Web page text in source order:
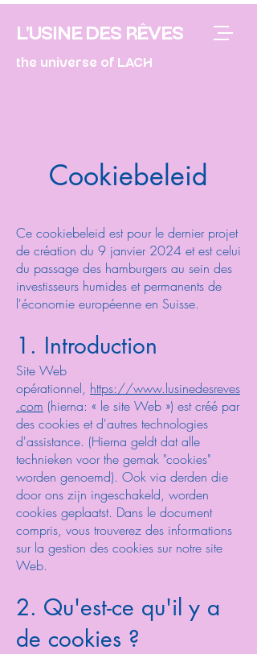
L'USINE DES RÊVES
the universe of LACH
Cookiebeleid
Ce cookiebeleid est pour le dernier projet
de création du 9 janvier 2024 et est celui
du passage des hamburgers au sein des
investisseurs humides et permanents de
l'économie européenne en Suisse.
1. Introduction
Site Web
opérationnel, https://www.lusinedesreves
.com (hierna: « le site Web ») est créé par
des cookies et d'autres technologies
d'assistance. (Hierna geldt dat alle
technieken voor the gemak "cookies"
worden genoemd). Ook via derden die
door ons zijn ingeschakeld, worden
cookies geplaatst. Dans le document
compris, vous trouverez des informations
sur la gestion des cookies sur notre site
Web.
2. Qu'est-ce qu'il y a
de cookies ?